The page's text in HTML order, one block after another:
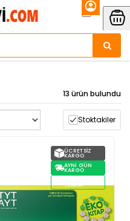
13 ürün bulundu
Stoktakiler
ÜCRETSIZ
KARGO
AYNI GÜN
KARGO
TESLIM